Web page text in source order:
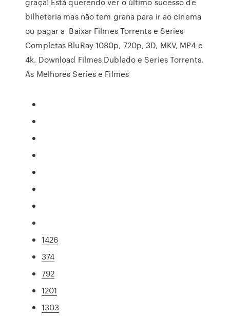
bilheteria mas não tem grana para ir ao cinema
ou pagar a Baixar Filmes Torrents e Series
Completas BluRay 1080p, 720p, 3D, MKV, MP4 e
4k. Download Filmes Dublado e Series Torrents.
As Melhores Series e Filmes
1426
374
792
1201
1303